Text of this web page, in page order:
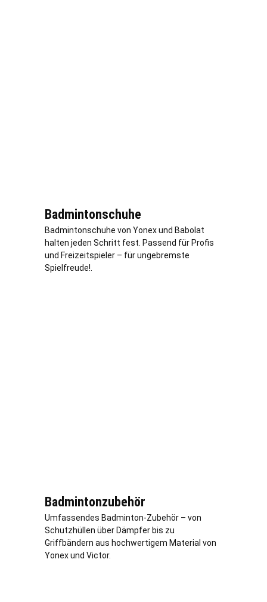
Badmintonschuhe
Badmintonschuhe von Yonex und Babolat
halten jeden Schritt fest. Passend für Profis
und Freizeitspieler – für ungebremste
Spielfreude!.
Badmintonzubehör
Umfassendes Badminton-Zubehör – von
Schutzhüllen über Dämpfer bis zu
Griffbändern aus hochwertigem Material von
Yonex und Victor.